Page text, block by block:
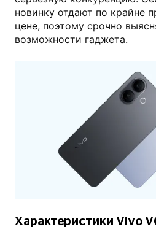
новинку отдают по крайне
цене, поэтому срочно
возможности гаджета.
Характеристики Vivo